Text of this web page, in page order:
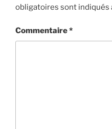
obligatoires sont indiqués
Commentaire*